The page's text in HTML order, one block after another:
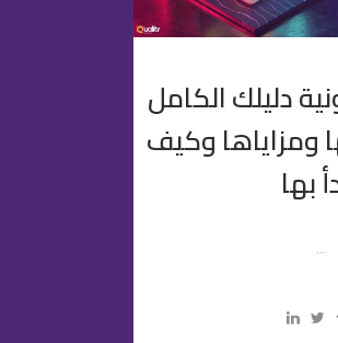
دليلك الكامل
ومزاياها وكيف
بها
...